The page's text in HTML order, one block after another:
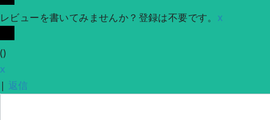
レビューを書いてみませんか？登録は不要です。 x
()
x
| 返信